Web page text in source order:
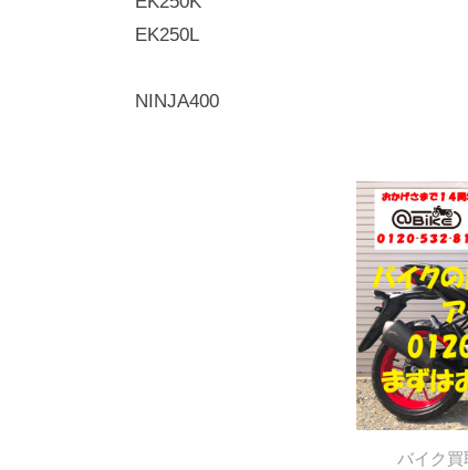
EK250L
NINJA400
バイク買